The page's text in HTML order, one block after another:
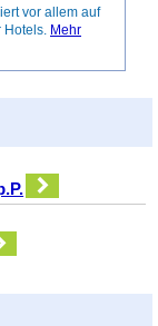
vor allem auf
Mehr